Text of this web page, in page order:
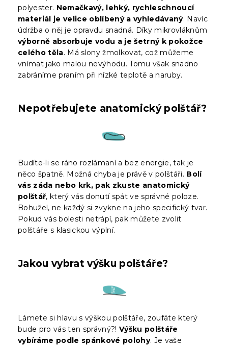
polyester. Nemačkavý, lehký, rychleschnoucí
materiál je velice oblíbený a vyhledávaný. Navíc
údržba o něj je opravdu snadná. Díky mikrovláknům
výborně absorbuje vodu a je šetrný k pokožce
celého těla. Má slony žmolkovat, což můžeme
vnímat jako malou nevýhodu. Tomu však snadno
zabráníme praním při nízké teplotě a naruby.
Nepotřebujete anatomický polštář?
Budíte-li se ráno rozlámaní a bez energie, tak je
něco špatně. Možná chyba je právě v polštáři. Bolí
vás záda nebo krk, pak zkuste anatomický
polštář, který vás donutí spát ve správné poloze.
Bohužel, ne každý si zvykne na jeho specifický tvar.
Pokud vás bolesti netrápí, pak můžete zvolit
polštáře s klasickou výplní.
Jakou vybrat výšku polštáře?
Lámete si hlavu s výškou polštáře, zoufáte který
bude pro vás ten správný?! Výšku polštáře
vybíráme podle spánkové polohy. Je vaše